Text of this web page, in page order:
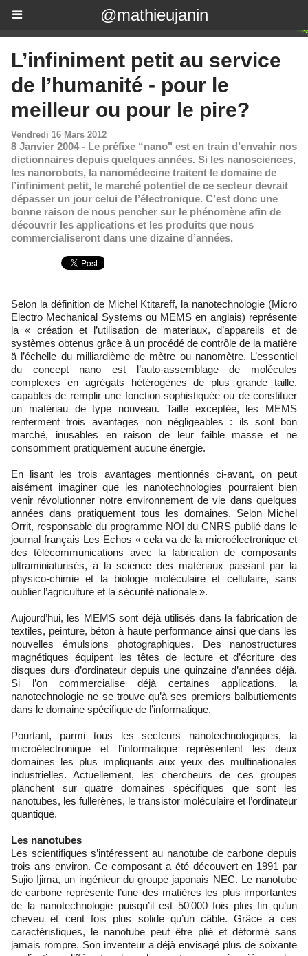
@mathieujanin
L’infiniment petit au service
de l’humanité - pour le
meilleur ou pour le pire?
Vendredi 16 Mars 2012
8 Janvier 2004 - Le préfixe “nano" est en train d’envahir nos
dictionnaires depuis quelques années. Si les nanosciences,
les nanorobots, la nanomédecine traitent le domaine de
l’infiniment petit, le marché potentiel de ce secteur devrait
dépasser un jour celui de l’électronique. C’est donc une
bonne raison de nous pencher sur le phénomène afin de
découvrir les applications et les produits que nous
commercialiseront dans une dizaine d’années.
Selon la définition de Michel Ktitareff, la nanotechnologie (Micro
Electro Mechanical Systems ou MEMS en anglais) représente
la « création et l’utilisation de materiaux, d’appareils et de
systèmes obtenus grâce à un procédé de contrôle de la matière
ä l’échelle du milliardième de mètre ou nanomètre. L’essentiel
du concept nano est l’auto-assemblage de molécules
complexes en agrégats hétérogènes de plus grande taille,
capables de remplir une fonction sophistiquée ou de constituer
un matériau de type nouveau. Taille exceptée, les MEMS
renferment trois avantages non négligeables : ils sont bon
marché, inusables en raison de leur faible masse et ne
consomment pratiquement aucune énergie.
En lisant les trois avantages mentionnés ci-avant, on peut
aisément imaginer que les nanotechnologies pourraient bien
venir révolutionner notre environnement de vie dans quelques
années dans pratiquement tous les domaines. Selon Michel
Orrit, responsable du programme NOI du CNRS publié dans le
journal français Les Echos « cela va de la microélectronique et
des télécommunications avec la fabrication de composants
ultraminiaturisés, à la science des matériaux passant par la
physico-chimie et la biologie moléculaire et cellulaire, sans
oublier l’agriculture et la sécurité nationale ».
Aujourd’hui, les MEMS sont déjà utilisés dans la fabrication de
textiles, peinture, béton à haute performance ainsi que dans les
nouvelles émulsions photographiques. Des nanostructures
magnétiques équipent les têtes de lecture et d’écriture des
disques durs d’ordinateur depuis une quinzaine d’années déjà.
Si l’on commercialise déjà certaines applications, la
nanotechnologie ne se trouve qu’à ses premiers balbutiements
dans le domaine spécifique de l’informatique.
Pourtant, parmi tous les secteurs nanotechnologiques, la
microélectronique et l’informatique représentent les deux
domaines les plus impliquants aux yeux des multinationales
industrielles. Actuellement, les chercheurs de ces groupes
planchent sur quatre domaines spécifiques que sont les
nanotubes, les fullerènes, le transistor moléculaire et l’ordinateur
quantique.
Les nanotubes
Les scientifiques s’intéressent au nanotube de carbone depuis
trois ans environ. Ce composant a été découvert en 1991 par
Sujio Ijima, un ingénieur du groupe japonais NEC. Le nanotube
de carbone représente l’une des matières les plus importantes
de la nanotechnologie puisqu’il est 50'000 fois plus fin qu’un
cheveu et cent fois plus solide qu’un câble. Grâce à ces
caractéristiques, le nanotube peut être plié et déformé sans
jamais rompre. Son inventeur a déjà envisagé plus de soixante